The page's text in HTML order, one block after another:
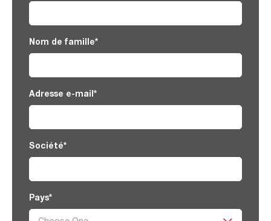
Nom de famille*
Adresse e-mail*
Société*
Pays*